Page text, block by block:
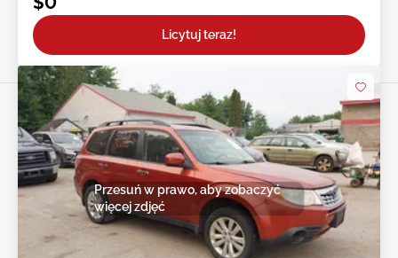
Licytuj teraz!
Przesuń w prawo, aby zobaczyć
więcej zdjęć